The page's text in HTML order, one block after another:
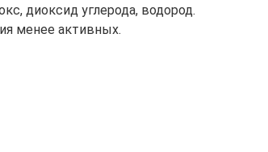
диоксид углерода, водород.
менее активных.